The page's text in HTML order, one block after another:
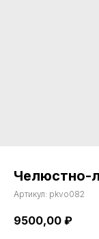
Челюстно-
Артикул: pkvo082
9500,00 ₽